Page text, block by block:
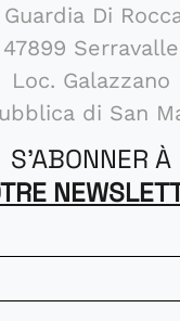
Di
47899 Serravalle
Loc. Galazzano
di San
S'ABONNER À